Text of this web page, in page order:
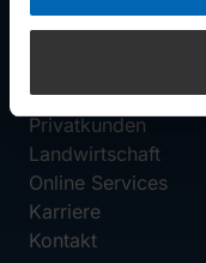
Menü
Firmenkunden
Privatkunden
Landwirtschaft
Online Services
Karriere
Kontakt